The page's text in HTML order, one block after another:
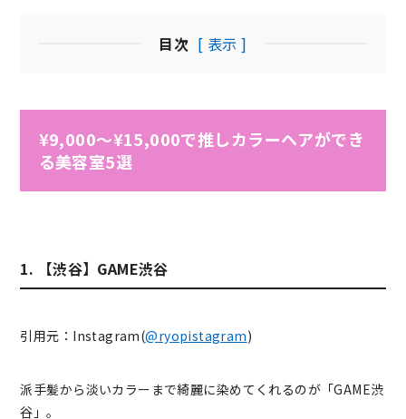
目次 [ 表示 ]
¥9,000～¥15,000で推しカラーヘアができ
る美容室5選
1. 【渋谷】GAME渋谷
引用元：Instagram(@ryopistagram)
派手髪から淡いカラーまで綺麗に染めてくれるのが「GAME渋
谷」。